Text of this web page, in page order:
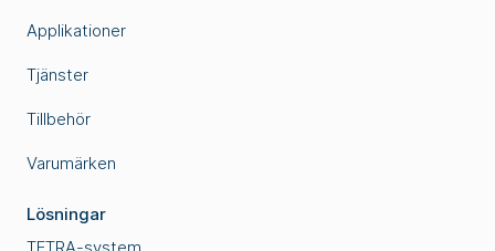
Applikationer
Tjänster
Tillbehör
Varumärken
Lösningar